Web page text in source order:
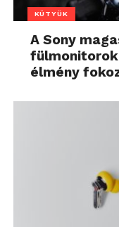
KÜTYÜK
A Sony
élmény